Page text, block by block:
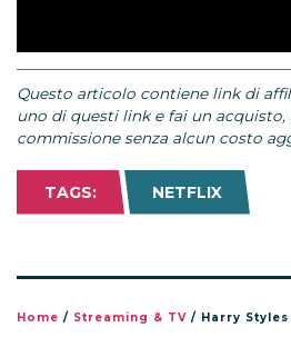
Questo articolo contiene link di
uno di questi link e fai un
commissione senza alcun costo
TAGS: NETFLIX
Home / Streaming & TV / Harry Styles One Night